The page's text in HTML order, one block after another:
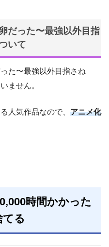
だった〜最強以外目指
いて
た〜最強以外目指さね
ません。
人気作品なので、 アニメ化
時間かかった
る